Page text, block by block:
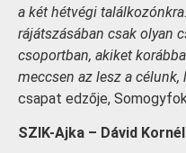
a két hétvégi
rájátszásában csak olyan
csoportban, akiket
meccsen az lesz a célunk,
csapat edzője,
SZIK-Ajka – Dávid